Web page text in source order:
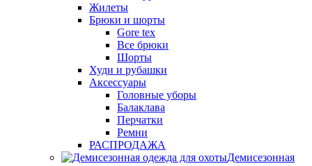
Жилеты
Брюки и шорты
Gore tex
Все брюки
Шорты
Худи и рубашки
Аксессуары
Головные уборы
Балаклава
Перчатки
Ремни
РАСПРОДАЖА
Демисезонная